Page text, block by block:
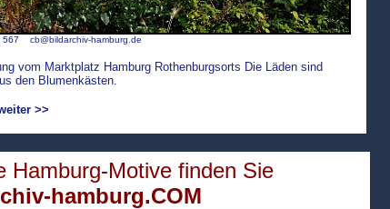
567 cb@bildarchiv-hamburg.de
vom Marktplatz Hamburg Rothenburgsorts Die Läden sind
den Blumenkästen.
>>
Hamburg-Motive finden Sie
hamburg.COM